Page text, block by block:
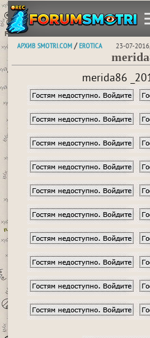
АРХИВ SMOTRI.COM /EROTICA 23-07-
merida86